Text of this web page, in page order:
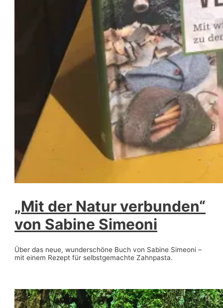
„Mit der Natur verbunden“
von Sabine Simeoni
Über das neue, wunderschöne Buch von Sabine Simeoni –
mit einem Rezept für selbstgemachte Zahnpasta.